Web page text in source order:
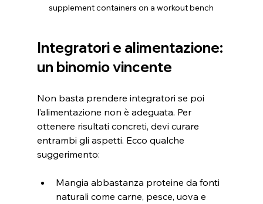
supplement containers on a workout bench
Integratori e alimentazione:
un binomio vincente
Non basta prendere integratori se poi
l’alimentazione non è adeguata. Per
ottenere risultati concreti, devi curare
entrambi gli aspetti. Ecco qualche
suggerimento:
Mangia abbastanza proteine da fonti
naturali come carne, pesce, uova e